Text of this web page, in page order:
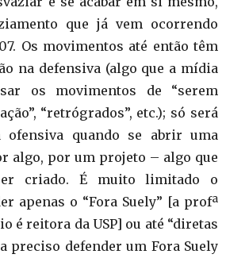
que já vem ocorrendo
Os movimentos até então têm
na defensiva (algo que a mídia
os movimentos de “serem
“retrógrados”, etc.); só será
ofensiva quando se abrir uma
algo, por um projeto – algo que
criado. É muito limitado o
apenas o “Fora Suely” [a profª
é reitora da USP] ou até “diretas
preciso defender um Fora Suely